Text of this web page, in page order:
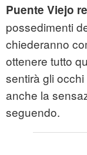
Puente Viejo
possedimenti
chiederanno
ottenere tutto
sentirà gli
anche la
seguendo.